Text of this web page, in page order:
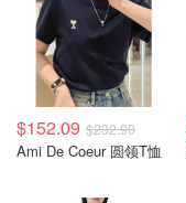
$152.09 $232.90
Ami De Coeur 圆领T恤